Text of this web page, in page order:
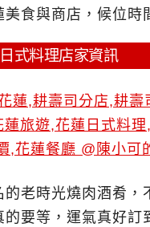
食與商店，候位時
式料理店家資訊
的老時光燒肉酒肴，
的要等，運氣真好